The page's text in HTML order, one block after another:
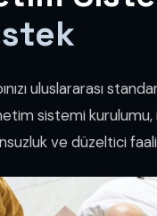
uluslararası
sistemi
ve düzeltici